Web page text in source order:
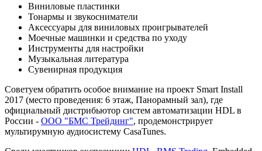
Виниловые пластинки
Тонармы и звукосниматели
Аксессуары для виниловых проигрывателей
Моечные машинки и средства по уходу
Инструменты для настройки
Музыкальная литература
Сувенирная продукция
Советуем обратить особое внимание на проект Smart Install
2017 (место проведения: 6 этаж, Панорамный зал), где
официальный дистрибьютор систем автоматизации HDL в
России - ООО "БМС Трейдинг", продемонстрирует
мультирумную аудиосистему CasaTunes.